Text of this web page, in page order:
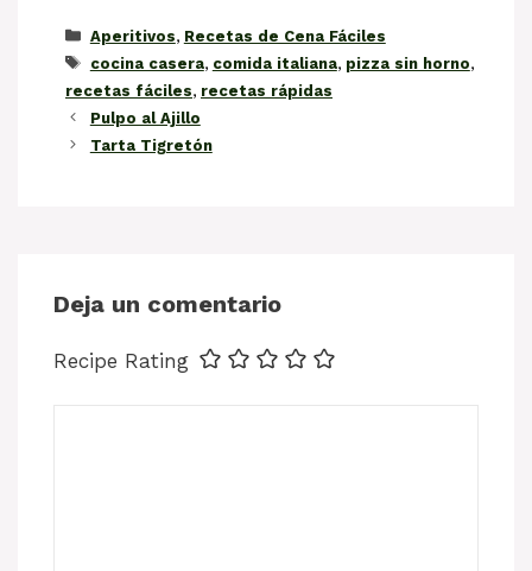
Categorías
Aperitivos, Recetas de Cena Fáciles
Etiquetas
cocina casera, comida italiana, pizza sin horno,
recetas fáciles, recetas rápidas
Pulpo al Ajillo
Tarta Tigretón
Deja un comentario
Recipe Rating